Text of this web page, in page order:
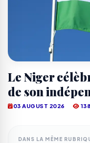
Le Niger
de son
03 AUGUST 2026
DANS LA MÊME